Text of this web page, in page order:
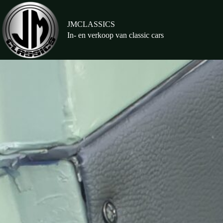
naar
de
inhoud
JMCLASSICS
In- en verkoop van classic cars